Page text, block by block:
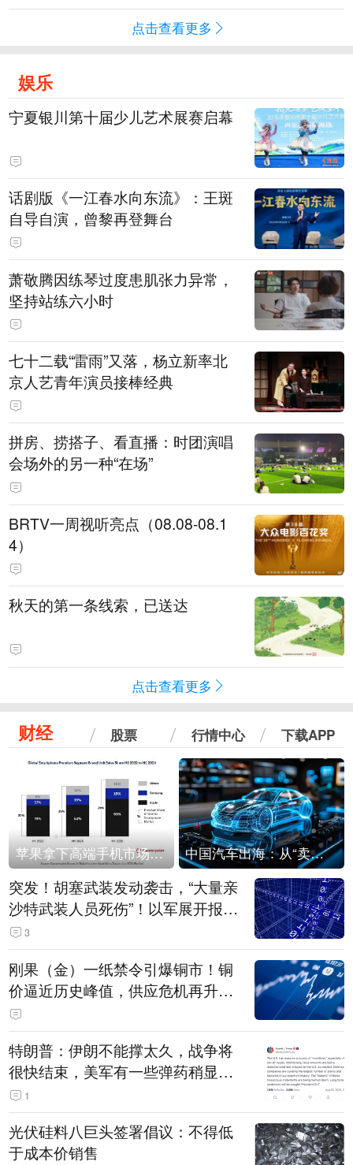
点击查看更多
娱乐
宁夏银川第十届少儿艺术展赛启幕
话剧版《一江春水向东流》：王斑
自导自演，曾黎再登舞台
萧敬腾因练琴过度患肌张力异常，
坚持站练六小时
七十二载“雷雨”又落，杨立新率北
京人艺青年演员接棒经典
拼房、捞搭子、看直播：时团演唱
会场外的另一种“在场”
BRTV一周视听亮点（08.08-08.1
4）
秋天的第一条线索，已送达
点击查看更多
财经 股票 行情中心 下载APP
苹果拿下高端手机市场65%的份额：iPhone 17系列功不可没 中国汽车出海：从“卖出去”到“走进去”
突发！胡塞武装发动袭击，“大量亲
沙特武装人员死伤”！以军展开报复
性空袭
3
刚果（金）一纸禁令引爆铜市！铜
价逼近历史峰值，供应危机再升
级？
特朗普：伊朗不能撑太久，战争将
很快结束，美军有一些弹药稍显紧
张！伊朗公布拟议的海峡管理文本
1
光伏硅料八巨头签署倡议：不得低
于成本价销售